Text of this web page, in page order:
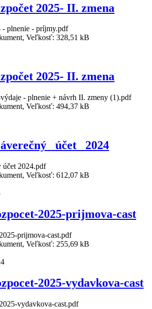
2025- II. zmena
- plnenie - príjmy.pdf
Veľkosť: 328,51 kB
2025- II. zmena
- plnenie + návrh II. zmeny (1).pdf
Veľkosť: 494,37 kB
účet_ 2024
účet 2024.pdf
Veľkosť: 612,07 kB
2025-prijmova-cast
prijmova-cast.pdf
Veľkosť: 255,69 kB
2025-vydavkova-cast
vydavkova-cast.pdf